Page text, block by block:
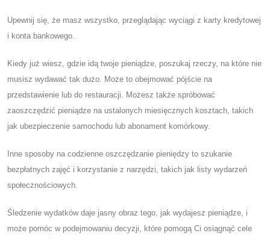
Upewnij się, że masz wszystko, przeglądając wyciągi z karty kredytowej
i konta bankowego.
Kiedy już wiesz, gdzie idą twoje pieniądze, poszukaj rzeczy, na które nie
musisz wydawać tak dużo. Może to obejmować pójście na
przedstawienie lub do restauracji. Możesz także spróbować
zaoszczędzić pieniądze na ustalonych miesięcznych kosztach, takich
jak ubezpieczenie samochodu lub abonament komórkowy.
Inne sposoby na codzienne oszczędzanie pieniędzy to szukanie
bezpłatnych zajęć i korzystanie z narzędzi, takich jak listy wydarzeń
społecznościowych.
Śledzenie wydatków daje jasny obraz tego, jak wydajesz pieniądze, i
może pomóc w podejmowaniu decyzji, które pomogą Ci osiągnąć cele